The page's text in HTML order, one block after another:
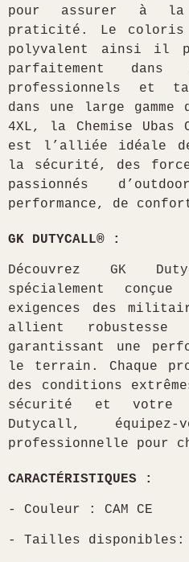
pour assurer à
praticité. Le coloris
polyvalent ainsi il
parfaitement dans
professionnels et
dans une large
4XL, la Chemise Ubas
est l’alliée idéale
la sécurité, des
passionnés
performance, de
GK DUTYCALL® :
Découvrez GK
spécialement
exigences des
allient robustesse
garantissant une
le terrain. Chaque
des conditions
sécurité et votre
Dutycall,
professionnelle pour
CARACTÉRISTIQUES :
- Couleur : CAM CE
- Tailles disponibles: